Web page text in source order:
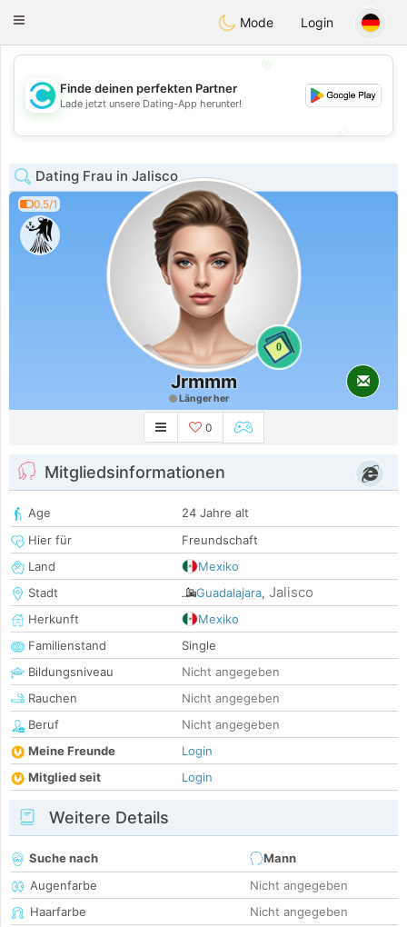
olombiaCitas
Toggle
Mode Login
💖
💕
Finde deinen perfekten Partner
Lade jetzt unsere Dating-App herunter!
Dating Frau in Jalisco
0.5/1
0
Jrmmm
Länger her
0
Mitgliedsinformationen
Age
24 Jahre alt
Hier für
Freundschaft
Land
Mexiko
Stadt
Guadalajara, Jalisco
Herkunft
Mexiko
Familienstand
Single
Bildungsniveau
Nicht angegeben
Rauchen
Nicht angegeben
Beruf
Nicht angegeben
Meine Freunde
Login
Mitglied seit
Login
Weitere Details
Suche nach
Mann
Augenfarbe
Nicht angegeben
Haarfarbe
Nicht angegeben